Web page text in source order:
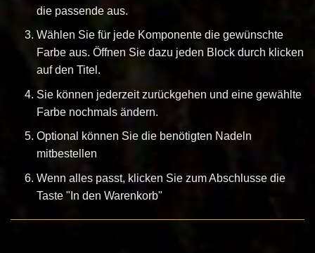
die passende aus.
Wählen Sie für jede Komponente die gewünschte
Farbe aus. Öffnen Sie dazu jeden Block durch klicken
auf den Titel.
Sie können jederzeit zurückgehen und eine gewählte
Farbe nochmals ändern.
Optional können Sie die benötigten Nadeln
mitbestellen
Wenn alles passt, klicken Sie zum Abschlusse die
Taste "In den Warenkorb"